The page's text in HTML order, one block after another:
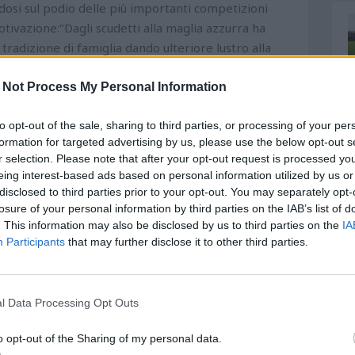
Not Process My Personal Information
opt-out of the sale, sharing to third parties, or processing of your
for targeted advertising by us, please use the below opt-out
selection. Please note that after your opt-out request is processed
interest-based ads based on personal information utilized by us
to third parties prior to your opt-out. You may separately
of your personal information by third parties on the IAB’s list of
This information may also be disclosed by us to third parties on the
Participants that may further disclose it to other third parties.
Data Processing Opt Outs
opt-out of the Sharing of my personal data.
sul podio delle più importanti competizioni
scudetti alla maglia azzurra ha
di famiglia dando ulteriore lustro alla
cornice di pubblico nella Sala consiliare del
onorificenze civiche alle personalità individuate
per l’impegno nella cultura, nel sociale,
nella sua duplice denominazione “Ciattè” e
i pescaresi illustri, coloro che hanno scelto
vita e quanti nel mondo le hanno dato lustro con la
consegnato nel giorno del Santo patrono,
cui vicenda storica risalente al VI secolo è avvolta
contrassegnato la religiosità dell’intera
generazionalmente il nome, assurto pertanto a
aperta dal Consiglio comunale riunito in seduta
Carlo Masci e del presidente del Consiglio
l’accento sul significato contemporaneo